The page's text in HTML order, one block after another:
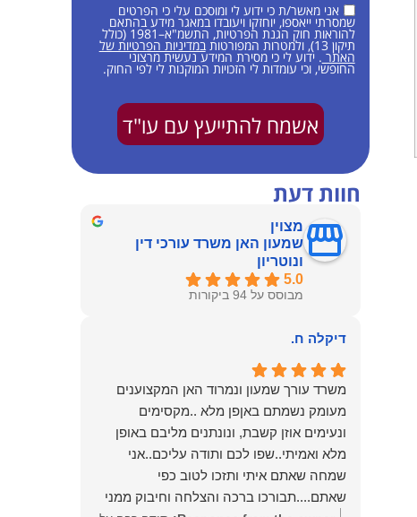
אני מאשר/ת כי ידוע לי ומוסכם עלי כי הפרטים
שמסרתי ייאספו, יוחזקו ויעובדו במאגר מידע בהתאם
להוראות חוק הגנת הפרטיות, התשמ"א–1981 (כולל
תיקון 13), ולמטרות המפורטות במדיניות הפרטיות של
האתר . ידוע לי כי מסירת המידע נעשית מרצוני
החופשי, וכי עומדות לי הזכויות המוקנות לי לפי החוק.
אשמח להתייעץ עם עו"ד
חוות דעת
מצוין
שמעון האן משרד עורכי דין
ונוטריון
5.0
מבוסס על 94 ביקורות
דיקלה ח.
משרד עורך שמעון ונמרוד האן המקצוענים
מעומק נשמתם באןפן מלא ..מקסימים
ונעימים אוזן קשבת, ונונתנים מליבם באופן
מלא ואמיתי..שפו לכם ותודה עליכם..אני
שמחה שאתם איתי ותזכו לטוב כפי
שאתם....תבורכו ברכה והצלחה וחיבוק ממני